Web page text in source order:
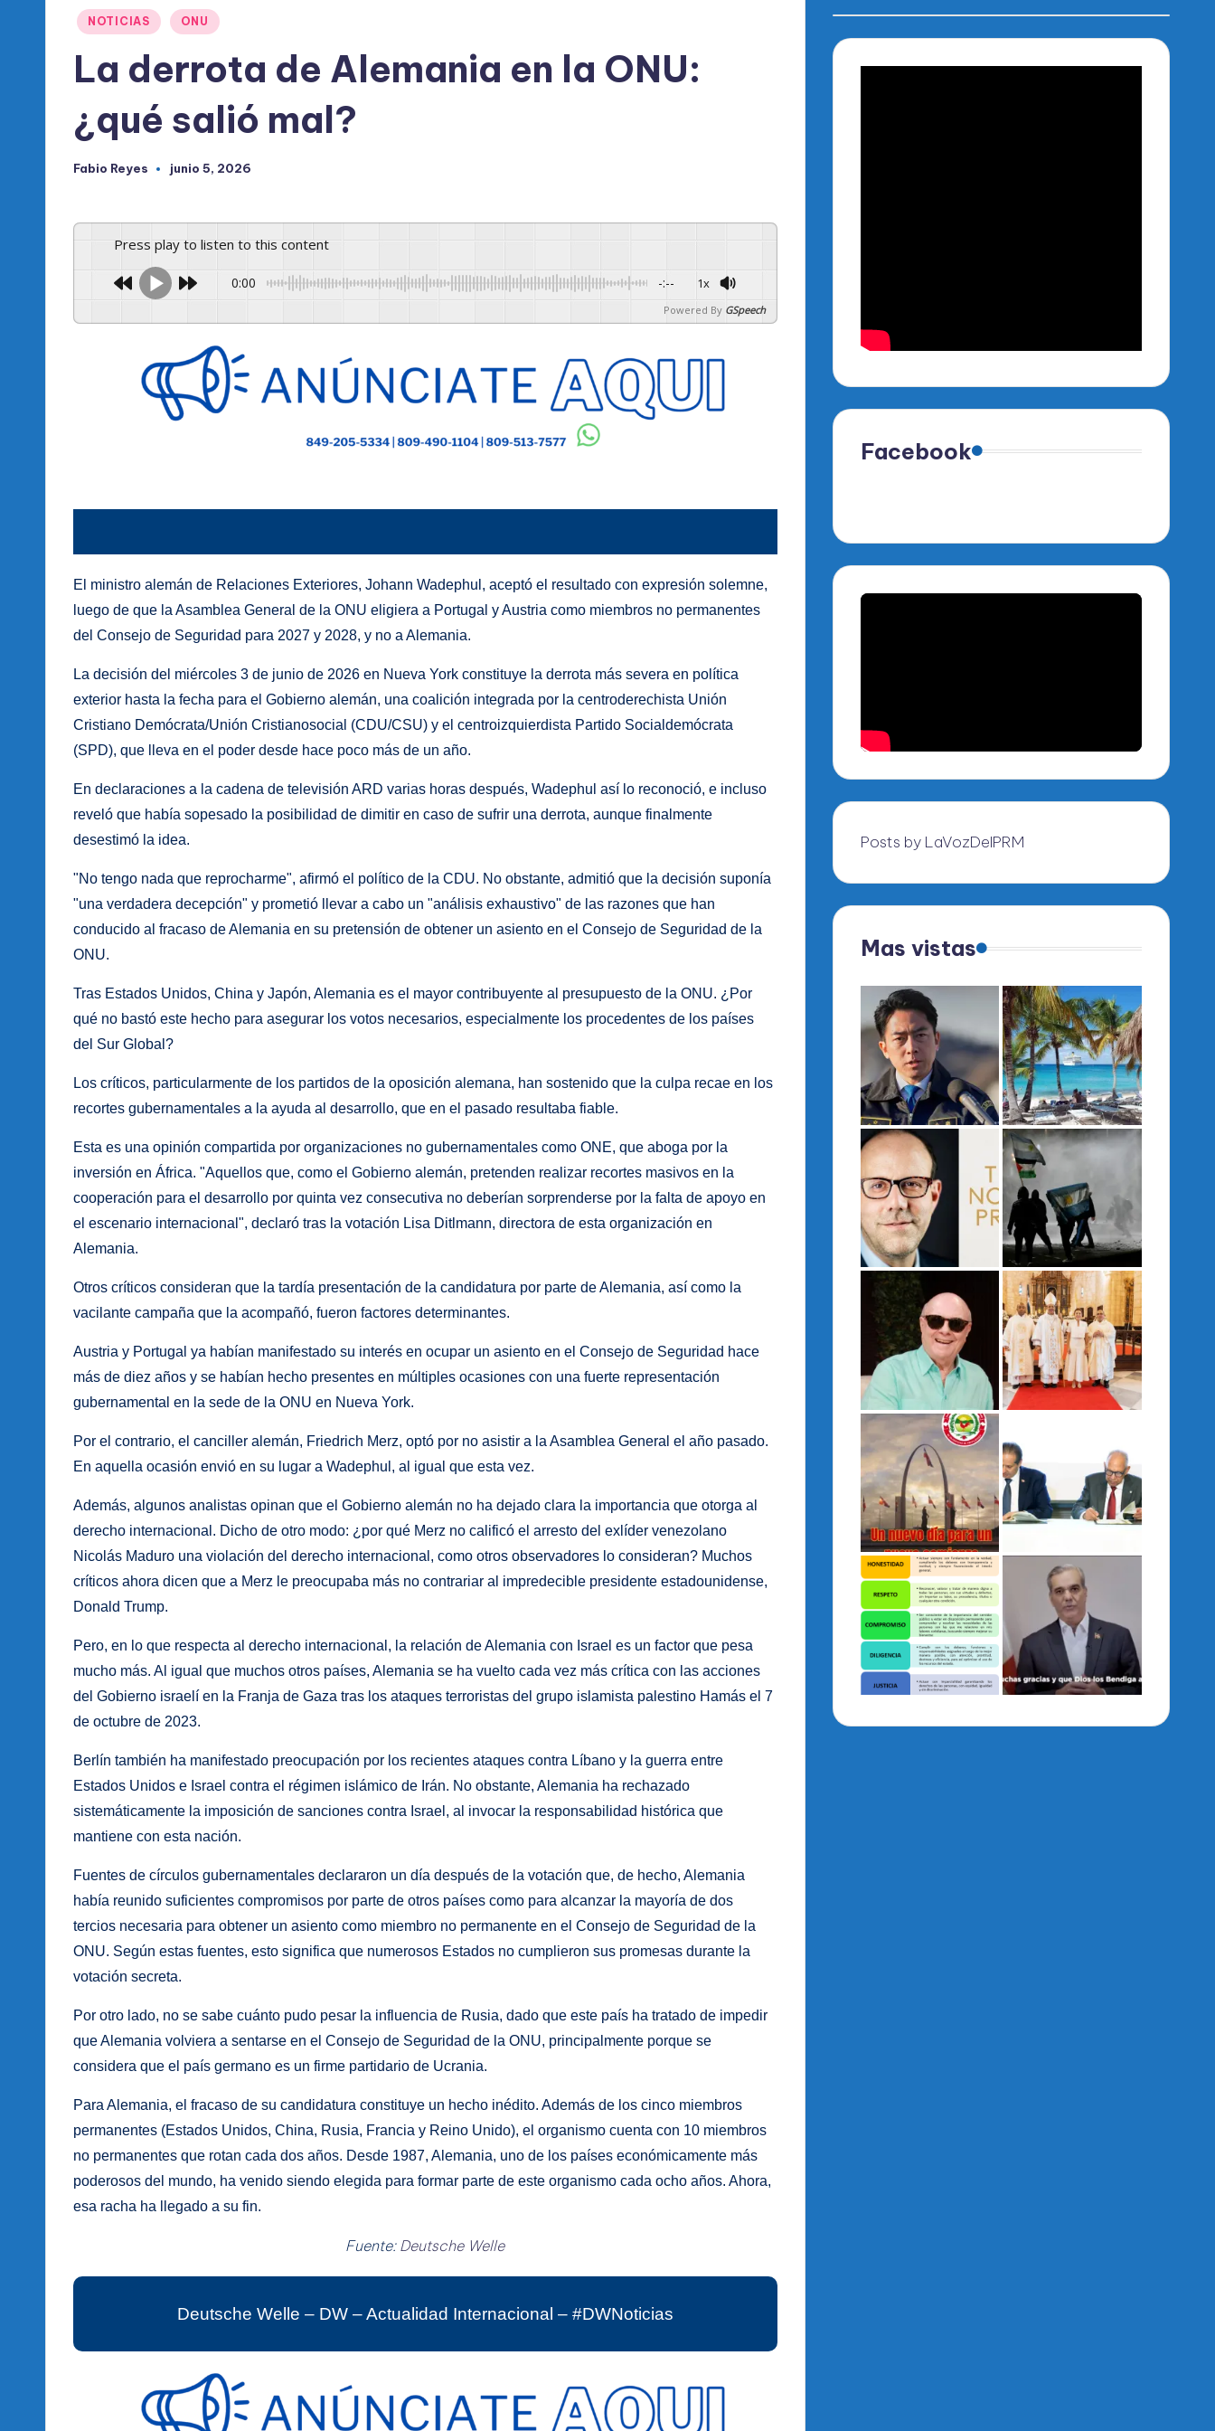
M
Publicado
NOTICIAS ONU
La derrota de Alemania en la ONU:
¿qué salió mal?
Publicado
Fabio Reyes junio 5, 2026
Press play to listen to this content
0:00 -:-- 1x
Powered By GSpeech
El ministro alemán de Relaciones Exteriores, Johann Wadephul, aceptó el resultado con expresión solemne,
luego de que la Asamblea General de la ONU eligiera a Portugal y Austria como miembros no permanentes
del Consejo de Seguridad para 2027 y 2028, y no a Alemania.
La decisión del miércoles 3 de junio de 2026 en Nueva York constituye la derrota más severa en política
exterior hasta la fecha para el Gobierno alemán, una coalición integrada por la centroderechista Unión
Cristiano Demócrata/Unión Cristianosocial (CDU/CSU) y el centroizquierdista Partido Socialdemócrata
(SPD), que lleva en el poder desde hace poco más de un año.
En declaraciones a la cadena de televisión ARD varias horas después, Wadephul así lo reconoció, e incluso
reveló que había sopesado la posibilidad de dimitir en caso de sufrir una derrota, aunque finalmente
desestimó la idea.
"No tengo nada que reprocharme", afirmó el político de la CDU. No obstante, admitió que la decisión suponía
"una verdadera decepción" y prometió llevar a cabo un "análisis exhaustivo" de las razones que han
conducido al fracaso de Alemania en su pretensión de obtener un asiento en el Consejo de Seguridad de la
ONU.
Tras Estados Unidos, China y Japón, Alemania es el mayor contribuyente al presupuesto de la ONU. ¿Por
qué no bastó este hecho para asegurar los votos necesarios, especialmente los procedentes de los países
del Sur Global?
Los críticos, particularmente de los partidos de la oposición alemana, han sostenido que la culpa recae en los
recortes gubernamentales a la ayuda al desarrollo, que en el pasado resultaba fiable.
Esta es una opinión compartida por organizaciones no gubernamentales como ONE, que aboga por la
inversión en África. "Aquellos que, como el Gobierno alemán, pretenden realizar recortes masivos en la
cooperación para el desarrollo por quinta vez consecutiva no deberían sorprenderse por la falta de apoyo en
el escenario internacional", declaró tras la votación Lisa Ditlmann, directora de esta organización en
Alemania.
Otros críticos consideran que la tardía presentación de la candidatura por parte de Alemania, así como la
vacilante campaña que la acompañó, fueron factores determinantes.
Austria y Portugal ya habían manifestado su interés en ocupar un asiento en el Consejo de Seguridad hace
más de diez años y se habían hecho presentes en múltiples ocasiones con una fuerte representación
gubernamental en la sede de la ONU en Nueva York.
Por el contrario, el canciller alemán, Friedrich Merz, optó por no asistir a la Asamblea General el año pasado.
En aquella ocasión envió en su lugar a Wadephul, al igual que esta vez.
Además, algunos analistas opinan que el Gobierno alemán no ha dejado clara la importancia que otorga al
derecho internacional. Dicho de otro modo: ¿por qué Merz no calificó el arresto del exlíder venezolano
Nicolás Maduro una violación del derecho internacional, como otros observadores lo consideran? Muchos
críticos ahora dicen que a Merz le preocupaba más no contrariar al impredecible presidente estadounidense,
Donald Trump.
Pero, en lo que respecta al derecho internacional, la relación de Alemania con Israel es un factor que pesa
mucho más. Al igual que muchos otros países, Alemania se ha vuelto cada vez más crítica con las acciones
del Gobierno israelí en la Franja de Gaza tras los ataques terroristas del grupo islamista palestino Hamás el 7
de octubre de 2023.
Berlín también ha manifestado preocupación por los recientes ataques contra Líbano y la guerra entre
Estados Unidos e Israel contra el régimen islámico de Irán. No obstante, Alemania ha rechazado
sistemáticamente la imposición de sanciones contra Israel, al invocar la responsabilidad histórica que
mantiene con esta nación.
Fuentes de círculos gubernamentales declararon un día después de la votación que, de hecho, Alemania
había reunido suficientes compromisos por parte de otros países como para alcanzar la mayoría de dos
tercios necesaria para obtener un asiento como miembro no permanente en el Consejo de Seguridad de la
ONU. Según estas fuentes, esto significa que numerosos Estados no cumplieron sus promesas durante la
votación secreta.
Por otro lado, no se sabe cuánto pudo pesar la influencia de Rusia, dado que este país ha tratado de impedir
que Alemania volviera a sentarse en el Consejo de Seguridad de la ONU, principalmente porque se
considera que el país germano es un firme partidario de Ucrania.
Para Alemania, el fracaso de su candidatura constituye un hecho inédito. Además de los cinco miembros
permanentes (Estados Unidos, China, Rusia, Francia y Reino Unido), el organismo cuenta con 10 miembros
no permanentes que rotan cada dos años. Desde 1987, Alemania, uno de los países económicamente más
poderosos del mundo, ha venido siendo elegida para formar parte de este organismo cada ocho años. Ahora,
esa racha ha llegado a su fin.
Fuente: Deutsche Welle
Deutsche Welle – DW – Actualidad Internacional – #DWNoticias
Facebook
Posts by LaVozDelPRM
Mas vistas